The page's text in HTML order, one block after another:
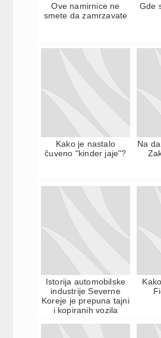
Ove namirnice ne
smete da zamrzavate
Gde
Kako je nastalo
čuveno "kinder jaje"?
Na
Istorija automobilske
industrije Severne
Koreje je prepuna tajni
i kopiranih vozila